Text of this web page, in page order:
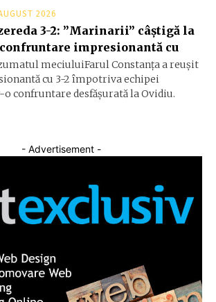
2026
3-2: ”Marinarii” câștigă la
impresionantă cu
meciuluiFarul Constanța a reușit
cu 3-2 împotriva echipei
confruntare desfășurată la Ovidiu.
- Advertisement -